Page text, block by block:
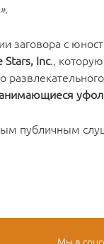
заговора с
Stars, Inc.,
публичным
Мы в